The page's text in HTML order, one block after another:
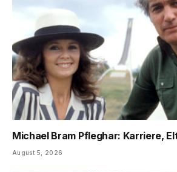
Michael Bram Pfleghar: Karriere,
August 5, 2026